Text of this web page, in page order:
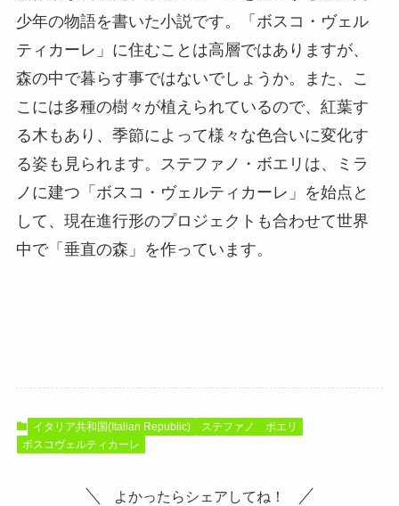
少年の物語を書いた小説です。「ボスコ・ヴェル
ティカーレ」に住むことは高層ではありますが、
森の中で暮らす事ではないでしょうか。また、こ
こには多種の樹々が植えられているので、紅葉す
る木もあり、季節によって様々な色合いに変化す
る姿も見られます。ステファノ・ボエリは、ミラ
ノに建つ「ボスコ・ヴェルティカーレ」を始点と
して、現在進行形のプロジェクトも合わせて世界
中で「垂直の森」を作っています。
イタリア共和国(Italian Republic)
ステファノ ボエリ
ボスコヴェルティカーレ
よかったらシェアしてね！